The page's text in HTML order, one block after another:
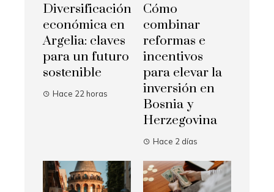
Diversificación
económica en
Argelia: claves
para un futuro
sostenible
Hace 22 horas
Cómo
combinar
reformas e
incentivos
para elevar la
inversión en
Bosnia y
Herzegovina
Hace 2 días